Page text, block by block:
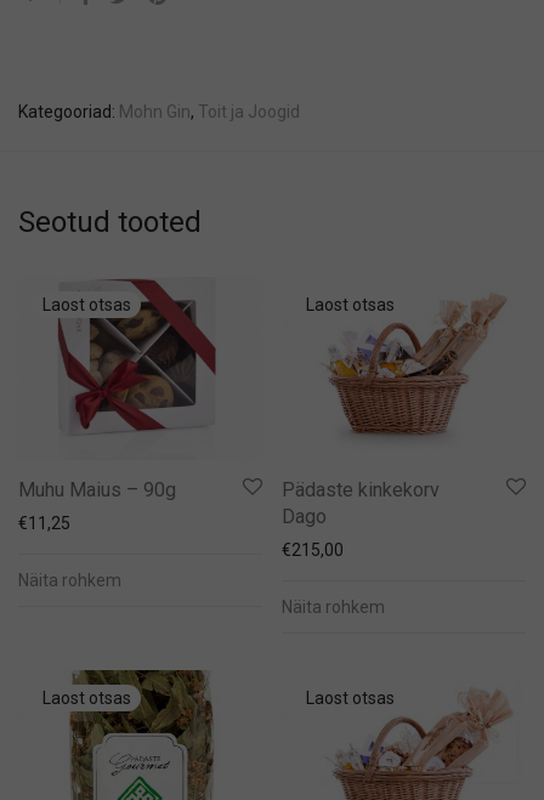
Kategooriad: Mohn Gin, Toit ja Joogid
Seotud tooted
Muhu Maius – 90g
€11,25
Näita rohkem
Pädaste kinkekorv
Dago
€215,00
Näita rohkem